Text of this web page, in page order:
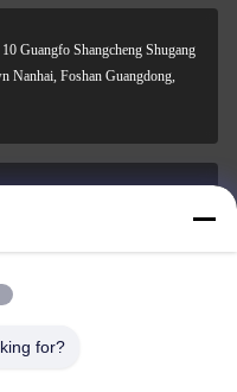
Guangfo Shangcheng Shugang
Nanhai, Foshan Guangdong,
for?